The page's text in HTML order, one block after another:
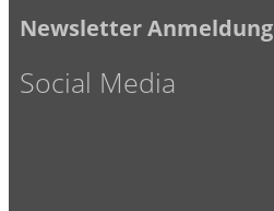
Newsletter Anmeldung
Social Media